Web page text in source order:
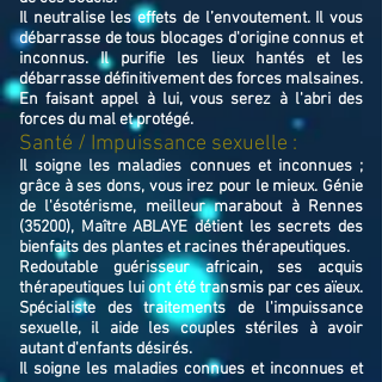
Il neutralise les effets de l’envoutement. Il vous
débarrasse de tous blocages d'origine connus et
inconnus. Il purifie les lieux hantés et les
débarrasse définitivement des forces malsaines.
En faisant appel à lui, vous serez à l'abri des
forces du mal et protégé.
Santé / Impuissance sexuelle :
Il soigne les maladies connues et inconnues ;
grâce à ses dons, vous irez pour le mieux. Génie
de l'ésotérisme, meilleur marabout à Rennes
(35200), Maître ABLAYE détient les secrets des
bienfaits des plantes et racines thérapeutiques.
Redoutable guérisseur africain, ses acquis
thérapeutiques lui ont été transmis par ces aïeux.
Spécialiste des traitements de l'impuissance
sexuelle, il aide les couples stériles à avoir
autant d'enfants désirés.
Il soigne les maladies connues et inconnues et